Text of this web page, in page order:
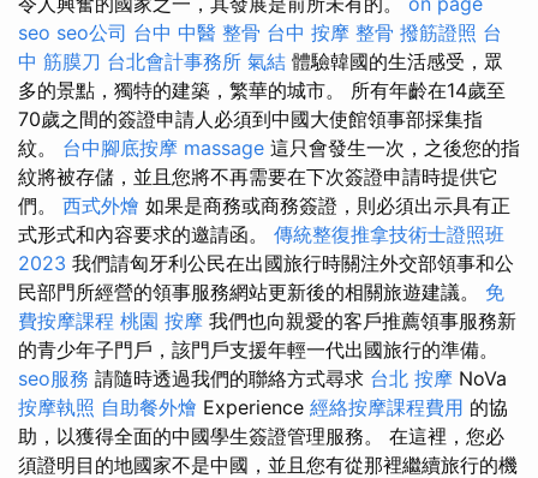
seo seo公司 台中 中醫 整骨 台中 按摩 整骨 撥筋證照 台
中 筋膜刀 台北會計事務所 氣結 體驗韓國的生活感受，眾
多的景點，獨特的建築，繁華的城市。 所有年齡在14歲至
70歲之間的簽證申請人必須到中國大使館領事部採集指
紋。 台中腳底按摩 massage 這只會發生一次，之後您的指
紋將被存儲，並且您將不再需要在下次簽證申請時提供它
們。 西式外燴 如果是商務或商務簽證，則必須出示具有正
式形式和內容要求的邀請函。 傳統整復推拿技術士證照班
2023 我們請匈牙利公民在出國旅行時關注外交部領事和公
民部門所經營的領事服務網站更新後的相關旅遊建議。 免
費按摩課程 桃園 按摩 我們也向親愛的客戶推薦領事服務新
的青少年子門戶，該門戶支援年輕一代出國旅行的準備。
seo服務 請隨時透過我們的聯絡方式尋求 台北 按摩 NoVa
按摩執照 自助餐外燴 Experience 經絡按摩課程費用 的協
助，以獲得全面的中國學生簽證管理服務。 在這裡，您必
須證明目的地國家不是中國，並且您有從那裡繼續旅行的機